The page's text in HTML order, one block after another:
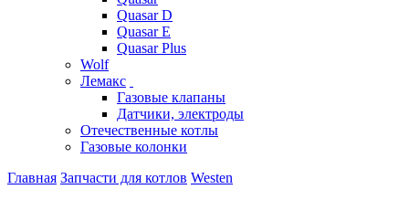
Quasar D
Quasar E
Quasar Plus
Wolf
Лемакс
Газовые клапаны
Датчики, электроды
Отечественные котлы
Газовые колонки
Главная Запчасти для котлов Westen